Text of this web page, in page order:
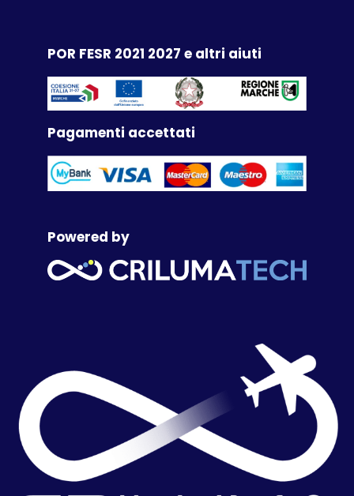
POR FESR 2021 2027 e altri aiuti
Pagamenti accettati
Powered by